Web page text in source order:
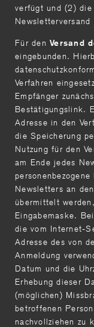
verfügt und (2)
Für denVersand
eingebunden.
Verfahren
Empfänger
Bestätigungslink.
Adresse in den
die Speicherung
Nutzung für den
am Ende jedes
Newsletters an
übermittelt
Eingabemaske.
die vom Internet-
Adresse des von
Anmeldung
Datum und die
Erhebung dieser
(möglichen)
betroffenen
nachvollziehen zu